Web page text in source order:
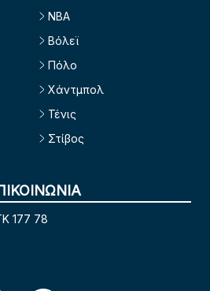
NBA
Βόλεϊ
Πόλο
Χάντμπολ
Τένις
Στίβος
177 78